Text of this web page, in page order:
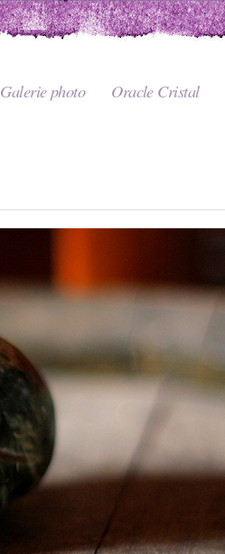
Galerie photo Oracle Cristal